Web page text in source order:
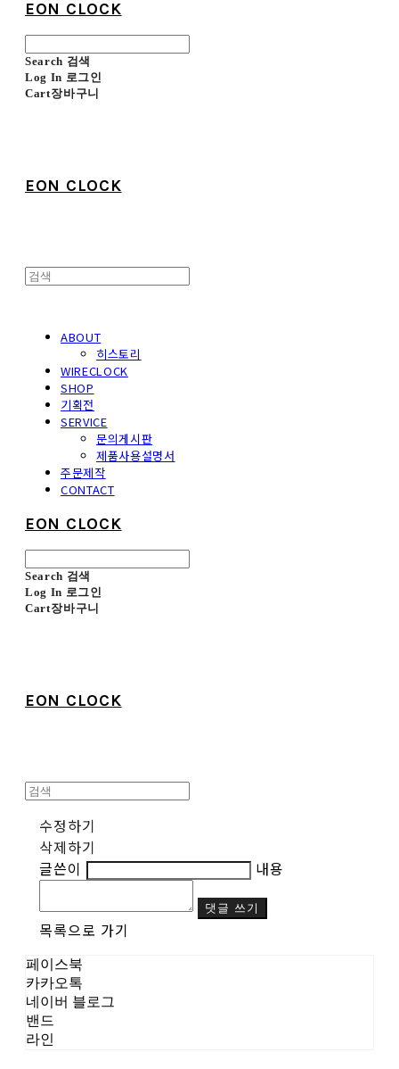
EON CLOCK
Search 검색
Log In 로그인
Cart장바구니
EON CLOCK
ABOUT
히스토리
WIRECLOCK
SHOP
기획전
SERVICE
문의게시판
제품사용설명서
주문제작
CONTACT
EON CLOCK
Search 검색
Log In 로그인
Cart장바구니
EON CLOCK
수정하기
삭제하기
글쓴이
내용
댓글 쓰기
목록으로 가기
페이스북
카카오톡
네이버 블로그
밴드
라인